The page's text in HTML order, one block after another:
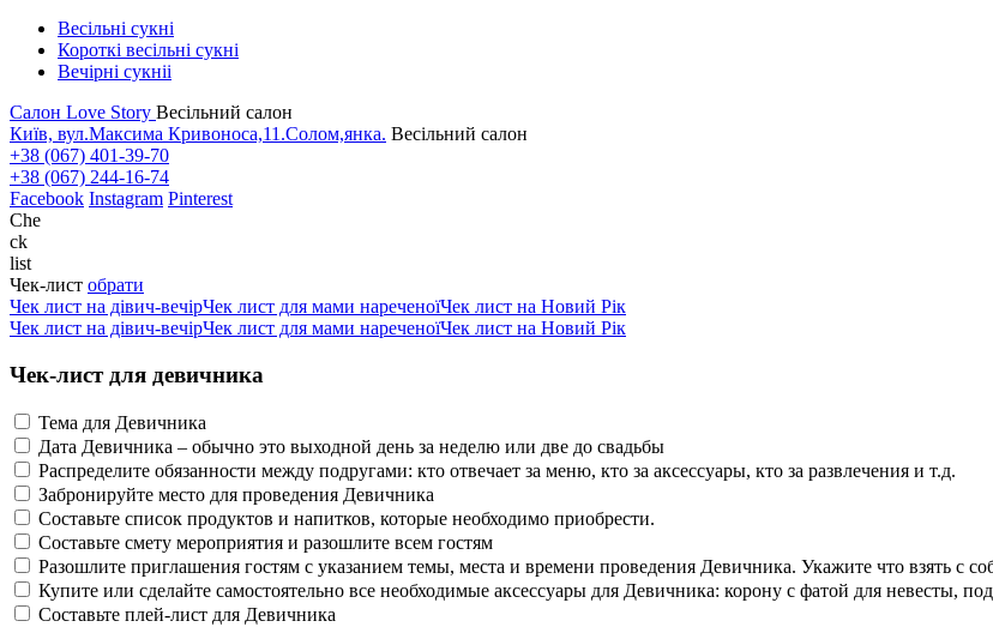
Весільні сукні
Короткі весільні сукні
Вечірні сукніі
Салон Love Story Весільний салон
Київ, вул.Максима Кривоноса,11.Солом,янка. Весільний салон
+38 (067) 401-39-70
+38 (067) 244-16-74
Facebook Instagram Pinterest
Che
ck
list
Чек-лист обрати
Чек лист на дівич-вечірЧек лист для мами нареченоїЧек лист на Новий Рік
Чек лист на дівич-вечірЧек лист для мами нареченоїЧек лист на Новий Рік
Чек-лист для девичника
Тема для Девичника
Дата Девичника – обычно это выходной день за неделю или две до свадьбы
Распределите обязанности между подругами: кто отвечает за меню, кто за аксессуары, кто за развлечения и т.д.
Забронируйте место для проведения Девичника
Составьте список продуктов и напитков, которые необходимо приобрести.
Составьте смету мероприятия и разошлите всем гостям
Разошлите приглашения гостям с указанием темы, места и времени проведения Девичника. Укажите что взять с
Купите или сделайте самостоятельно все необходимые аксессуары для Девичника: корону с фатой для невесты,
Составьте плей-лист для Девичника